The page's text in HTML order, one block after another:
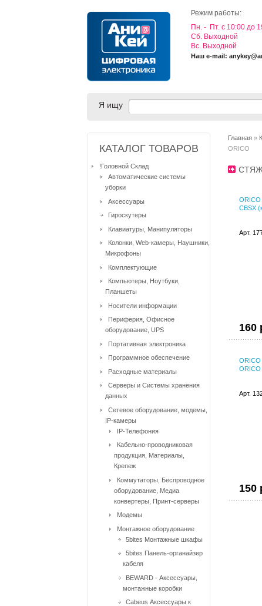
Режим работы:
Пн. - Пт. с 10:00 до
Cб. Выходной
Вс. Выходной
Наш e-mail:
Я ищу
Главная »
ORICO
ORICO
CBSX
Арт.
160
ORICO
ORICO
Арт.
150
КАТАЛОГ ТОВАРОВ
!Головной Склад
Автоматические системы
уборки
Аксессуары
Гироскутеры
Клавиатуры, Манипуляторы
Колонки, Web-камеры, Наушники,
Микрофоны
Комплектующие
Компьютеры, Ноутбуки,
Планшеты
Носители информации
Периферия, Офисное
оборудование, UPS
Портативная электроника
Программное обеспечение
Расходные материалы
Серверы и Системы хранения
данных
Сетевое оборудование, модемы,
IP-камеры
IP-Телефония
Кабельно-проводниковая
продукция, Материалы,
Крепеж
Коммутаторы, Беспроводное
оборудование, Медиа
конвертеры, Принт-серверы
Модемы
Монтажное оборудование
5bites Монтажные шкафы
5bites Панель-органайзер
кабеля
BEWARD - Аксессуары,
монтажные коробки
Cabeus Аксессуары к